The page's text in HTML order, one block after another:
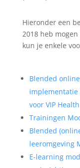
Hieronder een
2018 heb
kun je enkele
Blended online
implementatie
voor VIP
Trainingen
Blended
leeromgeving
E-learning